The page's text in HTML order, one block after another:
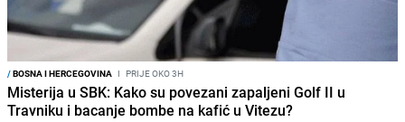
/BOSNA I HERCEGOVINA I PRIJE OKO 3H
Misterija u SBK: Kako su povezani zapaljeni Golf II u
Travniku i bacanje bombe na kafić u Vitezu?